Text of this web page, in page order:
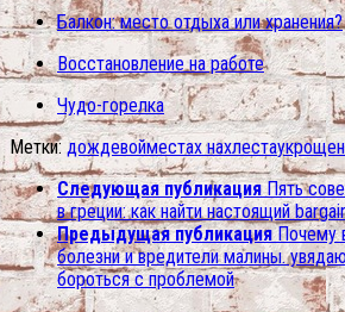
Балкон: место отдыха или хранения?
Восстановление на работе
Чудо-горелка
Метки: дождевойместах нахлеста
Следующая публикация Пять
в греции: как найти настоящий
Предыдущая публикация Почему
болезни и вредители малины.
бороться с проблемой